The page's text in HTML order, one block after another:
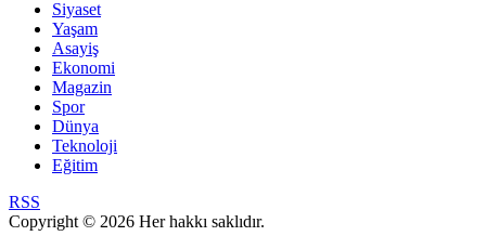
Siyaset
Yaşam
Asayiş
Ekonomi
Magazin
Spor
Dünya
Teknoloji
Eğitim
RSS
Copyright © 2026 Her hakkı saklıdır.